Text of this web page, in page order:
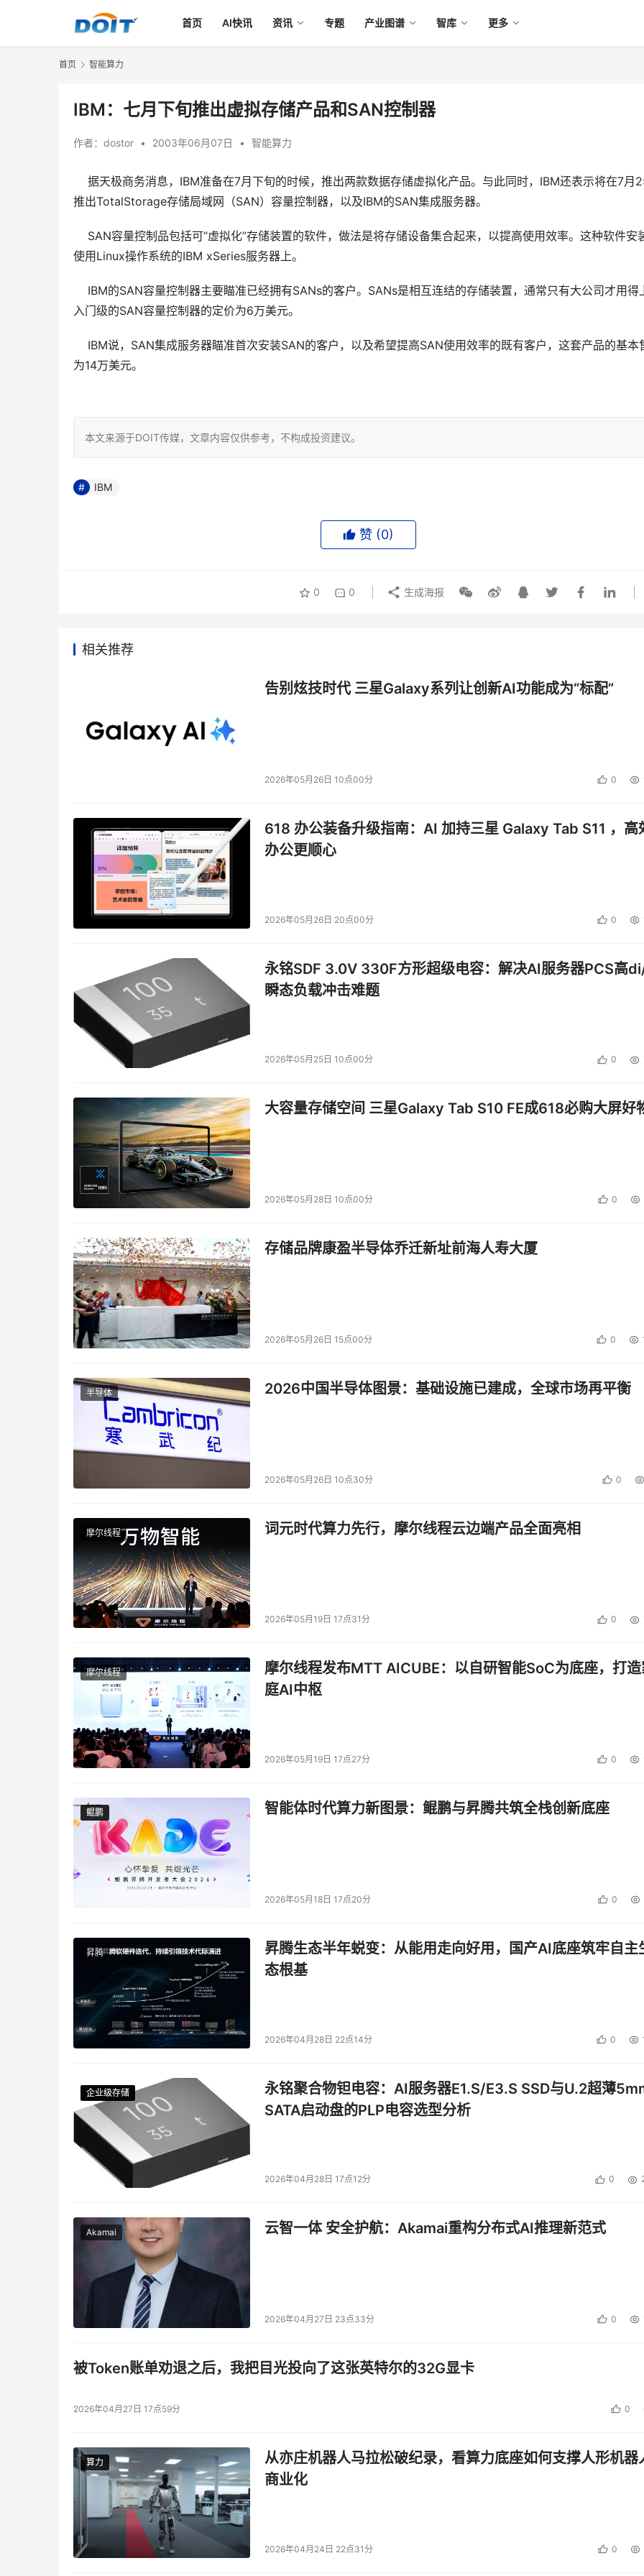
首页 AI快讯 资讯 专题 产业图谱 智库 更多
首页 智能算力
IBM：七月下旬推出虚拟存储产品和SAN控制器
作者： dostor • 2003年06月07日 • 智能算力
据天极商务消息，IBM准备在7月下旬的时候，推出两款数据存储虚拟化产品。与此同时，IBM还表示将在7月
推出TotalStorage存储局域网（SAN）容量控制器，以及IBM的SAN集成服务器。
SAN容量控制品包括可“虚拟化”存储装置的软件，做法是将存储设备集合起来，以提高使用效率。这种软件安
使用Linux操作系统的IBM xSeries服务器上。
IBM的SAN容量控制器主要瞄准已经拥有SANs的客户。SANs是相互连结的存储装置，通常只有大公司才用得
入门级的SAN容量控制器的定价为6万美元。
IBM说，SAN集成服务器瞄准首次安装SAN的客户，以及希望提高SAN使用效率的既有客户，这套产品的基本
为14万美元。
本文来源于DOIT传媒，文章内容仅供参考，不构成投资建议。
IBM
赞 (0)
0 0 生成海报
相关推荐
告别炫技时代 三星Galaxy系列让创新AI功能成为“标配”
2026年05月26日 10点00分 0
618 办公装备升级指南：AI 加持三星 Galaxy Tab S11 ，高
办公更顺心
2026年05月26日 20点00分 0
永铭SDF 3.0V 330F方形超级电容：解决AI服务器PCS高
瞬态负载冲击难题
2026年05月25日 10点00分 0
大容量存储空间 三星Galaxy Tab S10 FE成618必购大屏好
2026年05月28日 10点00分 0
存储品牌康盈半导体乔迁新址前海人寿大厦
2026年05月26日 15点00分 0
半导体 2026中国半导体图景：基础设施已建成，全球市场再平衡
2026年05月26日 10点30分 0
摩尔线程 词元时代算力先行，摩尔线程云边端产品全面亮相
2026年05月19日 17点31分 0
摩尔线程
摩尔线程发布MTT AICUBE：以自研智能SoC为底座，打
庭AI中枢
2026年05月19日 17点27分 0
鲲鹏
鲲鹏 智能体时代算力新图景：鲲鹏与昇腾共筑全栈创新底座
2026年05月18日 17点20分 0
昇腾
昇腾生态半年蜕变：从能用走向好用，国产AI底座筑牢自主
态根基
2026年04月28日 22点14分 0
企业级存储
企业级存储
企业级存储
企业级存储
永铭聚合物钽电容：AI服务器E1.S/E3.S SSD与U.2超薄
SATA启动盘的PLP电容选型分析
2026年04月28日 17点12分 0
Akamai 云智一体 安全护航：Akamai重构分布式AI推理新范式
2026年04月27日 23点33分 0
被Token账单劝退之后，我把目光投向了这张英特尔的32G显卡
2026年04月27日 17点59分 0
算力
算力
从亦庄机器人马拉松破纪录，看算力底座如何支撑人形机器
商业化
2026年04月24日 22点31分 0